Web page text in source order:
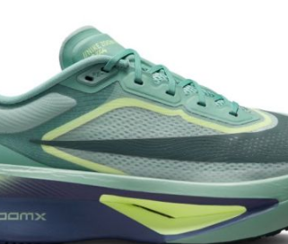
à chaque foulée. La mousse ZoomX
un retour d'énergie supplémentaire
jusqu'à la ligne d'arrivée. Légère et
de Nike, offre un retour d'énergie
en fibre de carbone sur toute la
La semelle extérieure est en